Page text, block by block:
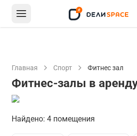
Главная Спорт Фитнес зал
Фитнес-залы в
Найдено: 4 помещения